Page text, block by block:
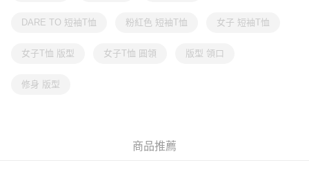
DARE TO 短袖T恤 粉紅色 短袖T恤 女子 短袖T恤
女子T恤 版型 女子T恤 圓領 版型 領口
修身 版型
商品推薦